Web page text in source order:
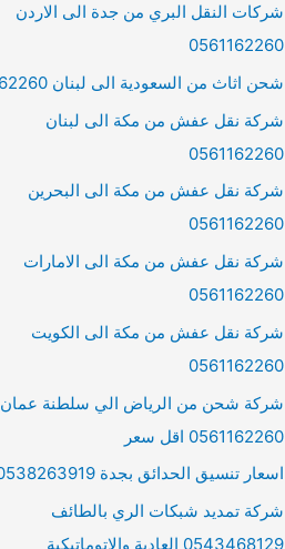
شركات النقل البري من جدة الى الاردن
0561162260
شحن اثاث من السعودية الى لبنان 0561162260
شركة نقل عفش من مكة الى لبنان
0561162260
شركة نقل عفش من مكة الى البحرين
0561162260
شركة نقل عفش من مكة الى الامارات
0561162260
شركة نقل عفش من مكة الى الكويت
0561162260
شركة شحن من الرياض الي سلطنة عمان
0561162260 اقل سعر
اسعار تنسيق الحدائق بجدة 0538263919
شركة تمديد شبكات الري بالطائف
0543468129 العادية والاتوماتيكية